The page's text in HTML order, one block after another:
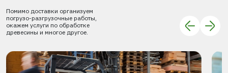
Помимо доставки организуем
погрузо-разгрузочные работы,
окажем услуги по обработке
древесины и многое другое.